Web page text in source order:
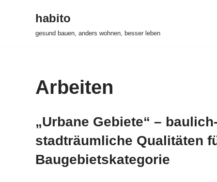
habito
gesund bauen, anders wohnen, besser leben
Arbeiten
„Urbane Gebiete“ –
stadträumliche Qualitäten
Baugebietskategorie